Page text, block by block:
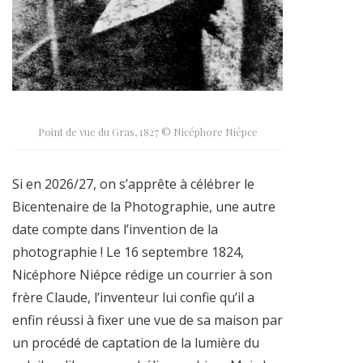
Point de vue du Gras, 1827 © Nicéphore Niépce
Si en 2026/27, on s’apprête à célébrer le
Bicentenaire de la Photographie, une autre
date compte dans l’invention de la
photographie ! Le 16 septembre 1824,
Nicéphore Niépce rédige un courrier à son
frère Claude, l’inventeur lui confie qu’il a
enfin réussi à fixer une vue de sa maison par
un procédé de captation de la lumière du